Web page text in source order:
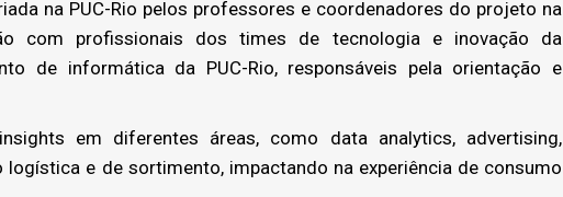
na PUC-Rio pelos professores e coordenadores do projeto na
com profissionais dos times de tecnologia e inovação da
de informática da PUC-Rio, responsáveis pela orientação e
em diferentes áreas, como data analytics, advertising,
e de sortimento, impactando na experiência de consumo